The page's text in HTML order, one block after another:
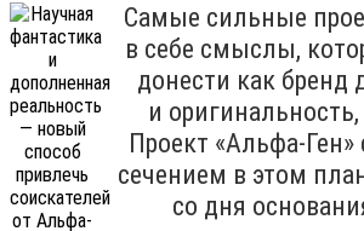
Самые сильные
в себе смыслы,
донести как бренд
и
Проект «Альфа-
сечением в этом
со дня